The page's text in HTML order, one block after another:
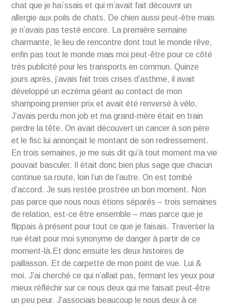
chat que je haïssais et qui m’avait fait découvrir un
allergie aux poils de chats. De chien aussi peut-être mais
je n’avais pas testé encore. La première semaine
charmante, le lieu de rencontre dont tout le monde rêve,
enfin pas tout le monde mais moi peut-être pour ce côté
très publicité pour les transports en commun. Quinze
jours après, j’avais fait trois crises d’asthme, il avait
développé un eczéma géant au contact de mon
shampoing premier prix et avait été renversé à vélo.
J’avais perdu mon job et ma grand-mère était en train
perdre la tête. On avait découvert un cancer à son père
et le fisc lui annonçait le montant de son redressement.
En trois semaines, je me suis dit qu’à tout moment ma vie
pouvait basculer. Il était donc bien plus sage que chacun
continue sa route, loin l’un de l’autre. On est tombé
d’accord. Je suis restée prostrée un bon moment. Non
pas parce que nous nous étions séparés – trois semaines
de relation, est-ce être ensemble – mais parce que je
flippais à présent pour tout ce que je faisais. Traverser la
rue était pour moi synonyme de danger à partir de ce
moment-là.Et donc ensuite les deux histoires de
paillasson. Et de carpette de mon point de vue. Lui &
moi. J’ai cherché ce qui n’allait pas, fermant les yeux pour
mieux réfléchir sur ce nous deux qui me faisait peut-être
un peu peur. J’associais beaucoup le nous deux à ce